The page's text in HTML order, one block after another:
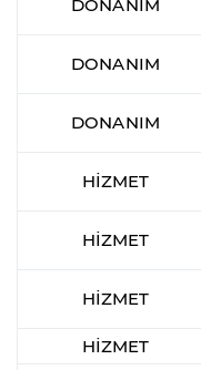
DONANIM
DONANIM
DONANIM
HİZMET
HİZMET
HİZMET
HİZMET